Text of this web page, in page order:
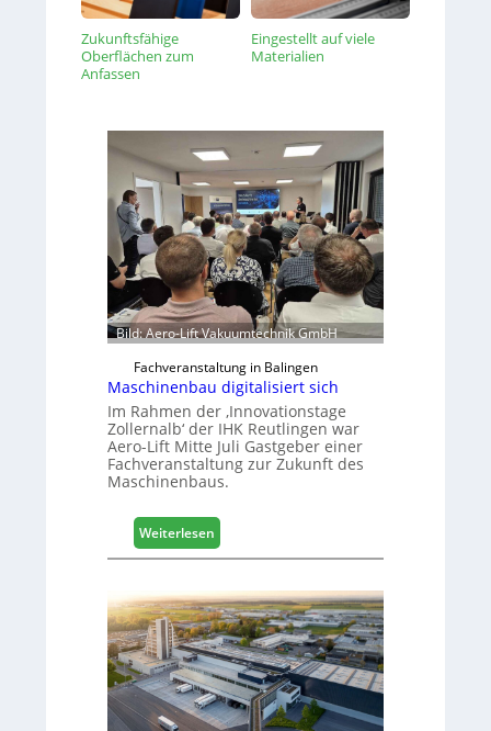
Zukunftsfähige
Oberflächen zum
Anfassen
Eingestellt auf viele
Materialien
Bild: Aero-Lift Vakuumtechnik GmbH
Fachveranstaltung in Balingen
Maschinenbau digitalisiert sich
Im Rahmen der ‚Innovationstage
Zollernalb‘ der IHK Reutlingen war
Aero-Lift Mitte Juli Gastgeber einer
Fachveranstaltung zur Zukunft des
Maschinenbaus.
Weiterlesen
M
s
c
h
i
n
e
n